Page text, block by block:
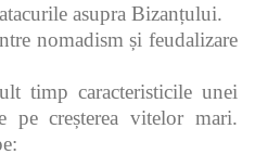
asupra Bizanțului.
nomadism și feudalizare
timp caracteristicile unei
pe creșterea vitelor mari.